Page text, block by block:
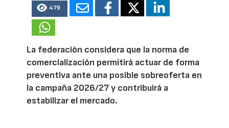
479
La federación considera que la norma de
comercialización permitirá actuar de forma
preventiva ante una posible sobreoferta en
la campaña 2026/27 y contribuirá a
estabilizar el mercado.